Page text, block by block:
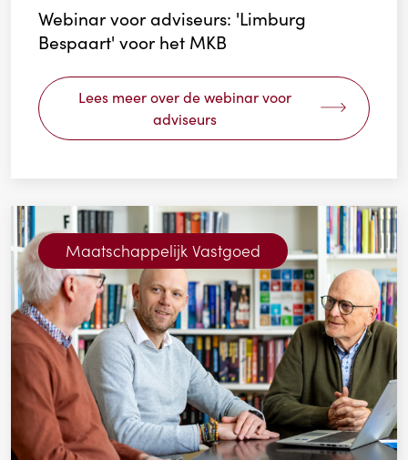
Webinar voor adviseurs: 'Limburg
Bespaart' voor het MKB
Lees meer over de webinar voor
adviseurs
Maatschappelijk Vastgoed